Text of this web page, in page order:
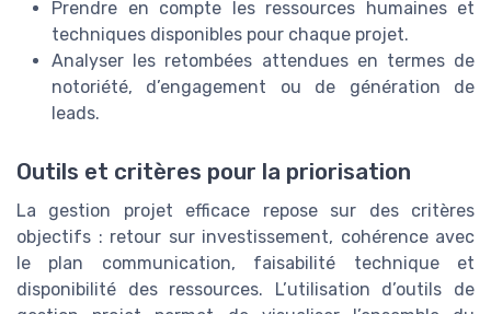
Prendre en compte les ressources humaines et
techniques disponibles pour chaque projet.
Analyser les retombées attendues en termes de
notoriété, d’engagement ou de génération de
leads.
Outils et critères pour la priorisation
La gestion projet efficace repose sur des critères
objectifs : retour sur investissement, cohérence avec
le plan communication, faisabilité technique et
disponibilité des ressources. L’utilisation d’outils de